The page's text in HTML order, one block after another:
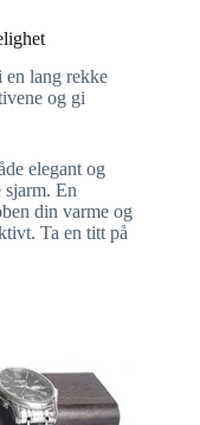
lang rekke
og gi
elegant og
sjarm. En
din varme og
Ta en titt på